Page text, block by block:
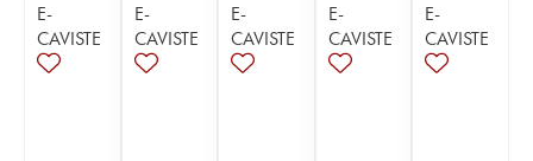
E-
CAVISTE
E-
CAVISTE
E-
CAVISTE
E-
CAVISTE
E-
CAVISTE